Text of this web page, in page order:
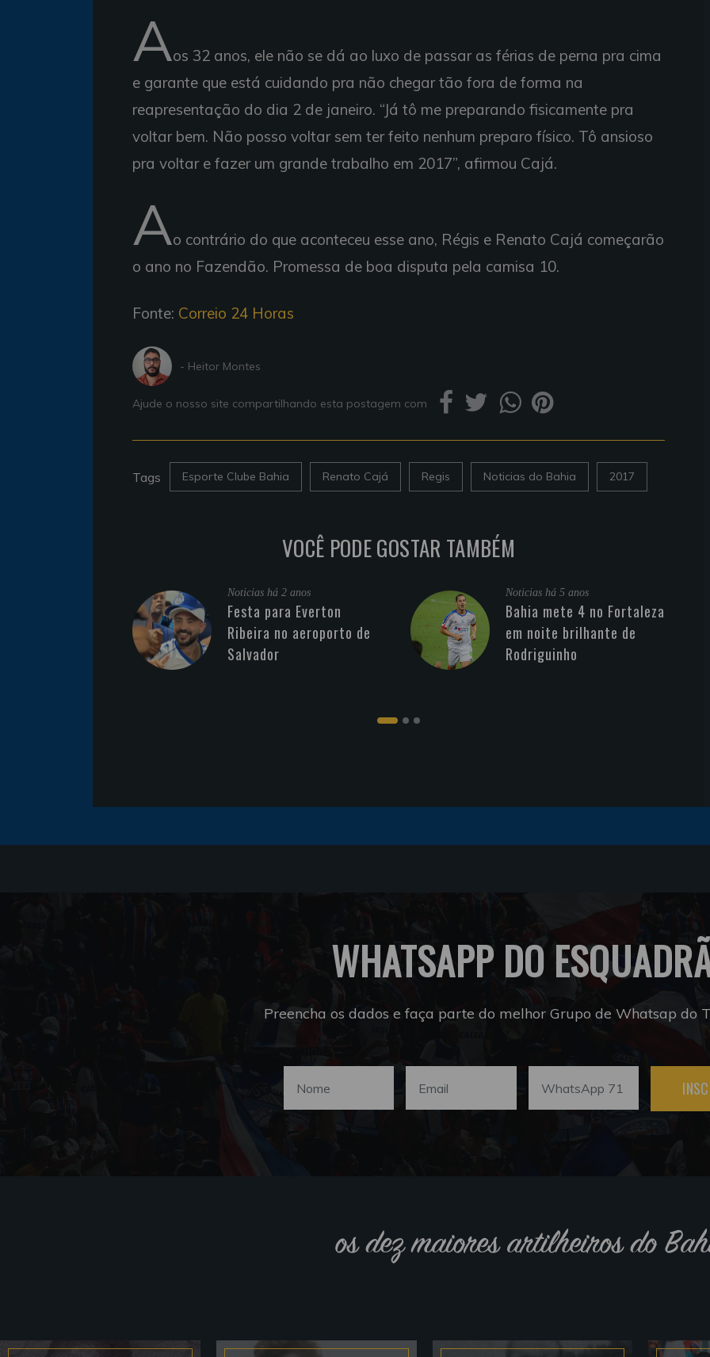
Aos 32 anos, ele não se dá ao luxo de passar as férias de perna pra cima
e garante que está cuidando pra não chegar tão fora de forma na
reapresentação do dia 2 de janeiro. “Já tô me preparando fisicamente pra
voltar bem. Não posso voltar sem ter feito nenhum preparo físico. Tô ansioso
pra voltar e fazer um grande trabalho em 2017”, afirmou Cajá.
Ao contrário do que aconteceu esse ano, Régis e Renato Cajá começarão
o ano no Fazendão. Promessa de boa disputa pela camisa 10.
Fonte: Correio 24 Horas
- Heitor Montes
Ajude o nosso site compartilhando esta postagem com
Tags Esporte Clube Bahia Renato Cajá Regis Noticias do Bahia 2017
VOCÊ PODE GOSTAR TAMBÉM
Noticias há 2 anos
Festa para Everton
Ribeira no aeroporto de
Salvador
Noticias há 5 anos
Bahia mete 4 no Fortaleza
em noite brilhante de
Rodriguinho
WHATSAPP DO
Preencha os dados e faça parte do melhor Grupo de Whatsap do
os dez maiores artilheiros do